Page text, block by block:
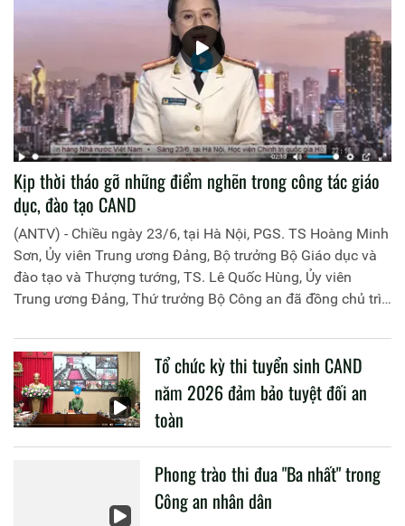
Kịp thời tháo gỡ những điểm nghẽn trong công tác giáo
dục, đào tạo CAND
(ANTV) - Chiều ngày 23/6, tại Hà Nội, PGS. TS Hoàng Minh
Sơn, Ủy viên Trung ương Đảng, Bộ trưởng Bộ Giáo dục và
đào tạo và Thượng tướng, TS. Lê Quốc Hùng, Ủy viên
Trung ương Đảng, Thứ trưởng Bộ Công an đã đồng chủ trì
liên quan đến công tác giáo dục và đào tạo của lực lượng
CAND.
Tổ chức kỳ thi tuyển sinh CAND
năm 2026 đảm bảo tuyệt đối an
toàn
Phong trào thi đua "Ba nhất" trong
Công an nhân dân